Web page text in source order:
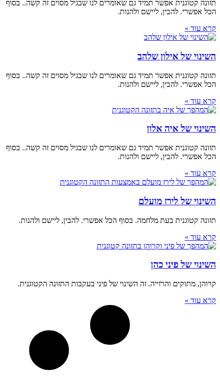
תזונה קטוגנית אפשר תמיד גם שאומרים לנו שבגיל מסוים זה קשה.. בסוף
הכל אפשרי. להבין, ליישם ולהנות.
קרא עוד »
השינוי של אילון שלהב
תזונה קטוגנית אפשר תמיד גם שאומרים לנו שבגיל מסוים זה קשה.. בסוף
הכל אפשרי. להבין, ליישם ולהנות.
קרא עוד »
השינוי של איה אלון
תזונה קטוגנית אפשר תמיד גם שאומרים לנו שבגיל מסוים זה קשה.. בסוף
הכל אפשרי. להבין, ליישם ולהנות.
קרא עוד »
השינוי של לירז מועלם
תזונה קטוגנית בעת מלחמה. בסוף הכל אפשרי. להבין, ליישם ולהנות.
קרא עוד »
השינוי של פיני כהן
קרוהן, מתוקים והרזייה. זה השינוי של פיני בעקבות התזונה הקטוגנית.
קרא עוד »